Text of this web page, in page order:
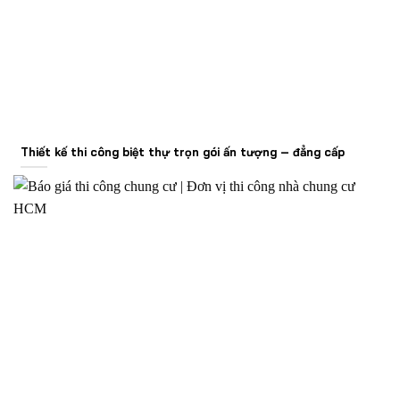
Thiết kế thi công biệt thự trọn gói ấn tượng – đẳng cấp